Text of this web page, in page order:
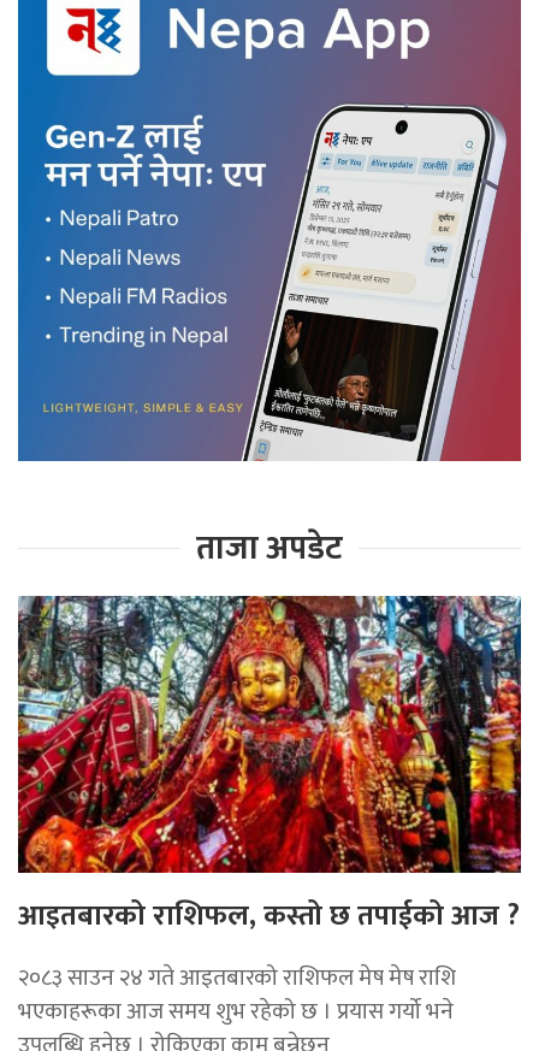
ताजा अपडेट
आइतबारको राशिफल, कस्तो छ तपाईको आज ?
२०८३ साउन २४ गते आइतबारको राशिफल मेष मेष राशि
भएकाहरूका आज समय शुभ रहेको छ । प्रयास गर्यो भने